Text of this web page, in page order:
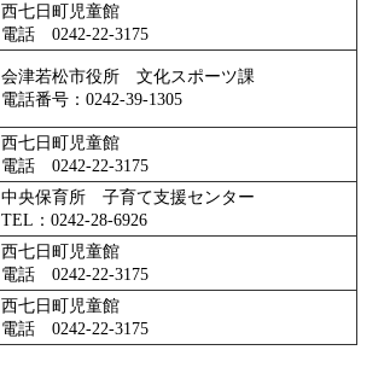
西七日町児童館
電話 0242‐22‐3175
会津若松市役所 文化スポーツ課
電話番号：0242-39-1305
西七日町児童館
電話 0242‐22‐3175
中央保育所 子育て支援センター
TEL：0242-28-6926
西七日町児童館
電話 0242‐22‐3175
西七日町児童館
電話 0242‐22‐3175